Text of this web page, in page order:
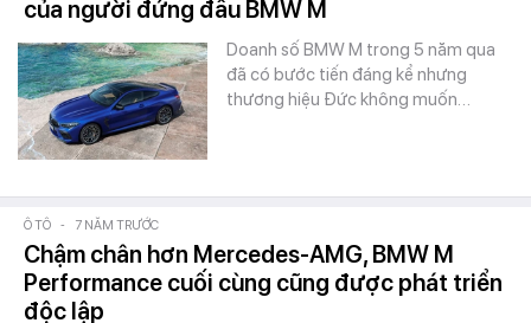
của người đứng đầu BMW M
Doanh số BMW M trong 5 năm qua
đã có bước tiến đáng kể nhưng
thương hiệu Đức không muốn…
Ô TÔ - 7 NĂM TRƯỚC
Chậm chân hơn Mercedes-AMG, BMW M
Performance cuối cùng cũng được phát triển
độc lập